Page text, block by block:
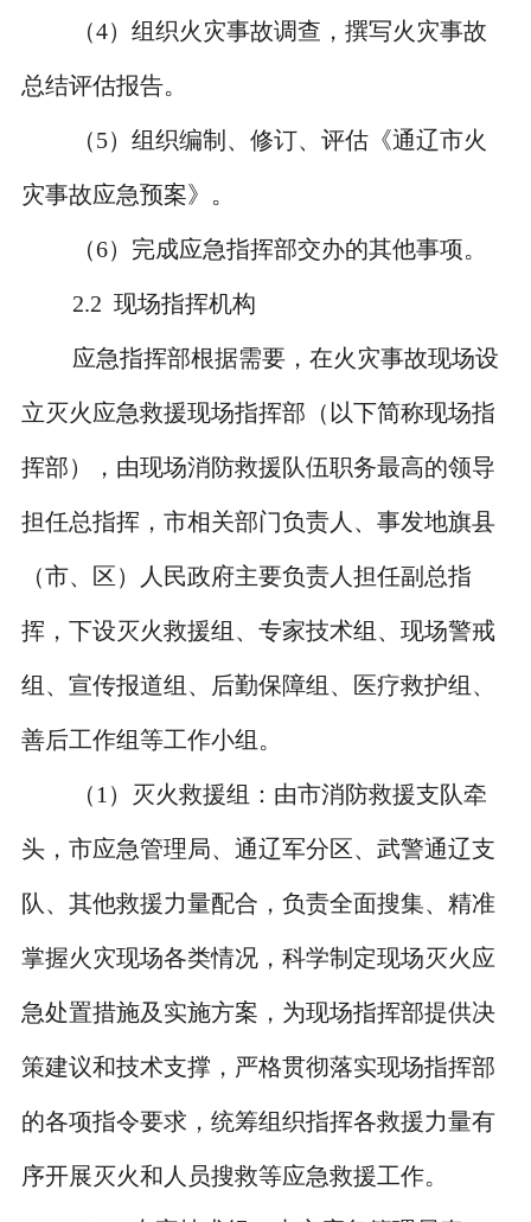
（4）组织火灾事故调查，撰写火灾事故
总结评估报告。
（5）组织编制、修订、评估《通辽市火
灾事故应急预案》。
（6）完成应急指挥部交办的其他事项。
2.2 现场指挥机构
应急指挥部根据需要，在火灾事故现场设
立灭火应急救援现场指挥部（以下简称现场指
挥部），由现场消防救援队伍职务最高的领导
担任总指挥，市相关部门负责人、事发地旗县
（市、区）人民政府主要负责人担任副总指
挥，下设灭火救援组、专家技术组、现场警戒
组、宣传报道组、后勤保障组、医疗救护组、
善后工作组等工作小组。
（1 ）灭火救援组：由市消防救援支队牵
头，市应急管理局、通辽军分区、武警通辽支
队、其他救援力量配合，负责全面搜集、精准
掌握火灾现场各类情况，科学制定现场灭火应
急处置措施及实施方案，为现场指挥部提供决
策建议和技术支撑，严格贯彻落实现场指挥部
的各项指令要求，统筹组织指挥各救援力量有
序开展灭火和人员搜救等应急救援工作。